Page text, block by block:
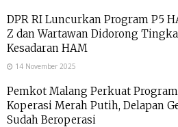
DPR RI Luncurkan Program P5
Z dan Wartawan Didorong
Kesadaran HAM
14 November 2025
Pemkot Malang Perkuat Program
Koperasi Merah Putih, Delapan
Sudah Beroperasi